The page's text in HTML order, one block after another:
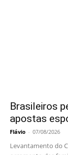
Brasileiros
apostas
Flávio - 07/08/2026
Levantamento do